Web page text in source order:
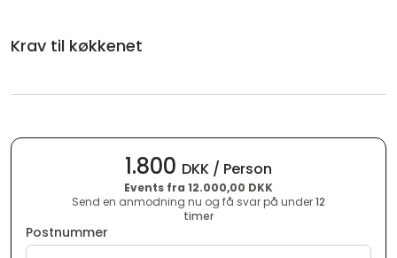
Krav til køkkenet
1.800 DKK / Person
Events fra 12.000,00 DKK
Send en anmodning nu og få svar på under12
timer
Postnummer